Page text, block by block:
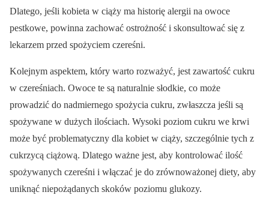
Dlatego, jeśli kobieta w ciąży ma historię alergii na owoce
pestkowe, powinna zachować ostrożność i skonsultować się z
lekarzem przed spożyciem czereśni.
Kolejnym aspektem, który warto rozważyć, jest zawartość cukru
w czereśniach. Owoce te są naturalnie słodkie, co może
prowadzić do nadmiernego spożycia cukru, zwłaszcza jeśli są
spożywane w dużych ilościach. Wysoki poziom cukru we krwi
może być problematyczny dla kobiet w ciąży, szczególnie tych z
cukrzycą ciążową. Dlatego ważne jest, aby kontrolować ilość
spożywanych czereśni i włączać je do zrównoważonej diety, aby
uniknąć niepożądanych skoków poziomu glukozy.